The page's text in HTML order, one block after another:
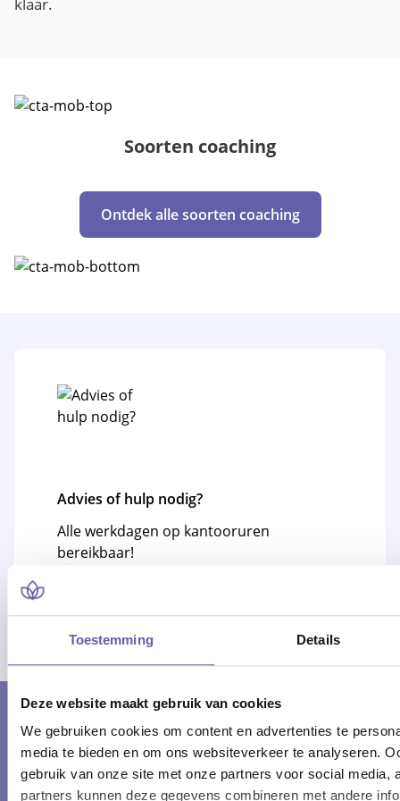
Toestemming Details
Deze website maakt gebruik van cookies
We gebruiken cookies om content en advertenties te
media te bieden en om ons websiteverkeer te analyseren.
gebruik van onze site met onze partners voor social media,
partners kunnen deze gegevens combineren met andere
Soorten coaching
Ontdek alle soorten coaching
Advies of hulp nodig?
Alle werkdagen op kantooruren
bereikbaar!
KOM JE ER NIET UIT? LAAT JE
ADVISEREN